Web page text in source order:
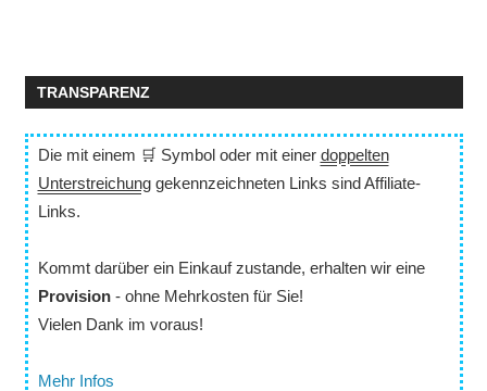
TRANSPARENZ
Die mit einem 🛒 Symbol oder mit einer doppelten
Unterstreichunggekennzeichneten Links sind Affiliate-
Links.
Kommt darüber ein Einkauf zustande, erhalten wir eine
Provision- ohne Mehrkosten für Sie!
Vielen Dank im voraus!
Mehr Infos